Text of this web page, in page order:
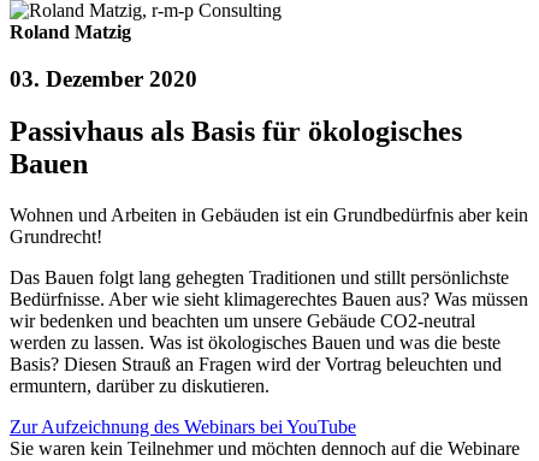
Roland Matzig
03. Dezember 2020
Passivhaus als Basis für ökologisches
Bauen
Wohnen und Arbeiten in Gebäuden ist ein Grundbedürfnis aber kein
Grundrecht!
Das Bauen folgt lang gehegten Traditionen und stillt persönlichste
Bedürfnisse. Aber wie sieht klimagerechtes Bauen aus? Was müssen
wir bedenken und beachten um unsere Gebäude CO2-neutral
werden zu lassen. Was ist ökologisches Bauen und was die beste
Basis? Diesen Strauß an Fragen wird der Vortrag beleuchten und
ermuntern, darüber zu diskutieren.
Zur Aufzeichnung des Webinars bei YouTube
Sie waren kein Teilnehmer und möchten dennoch auf die Webinare